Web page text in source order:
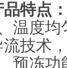
品特点
温度均
流技术
预冻功